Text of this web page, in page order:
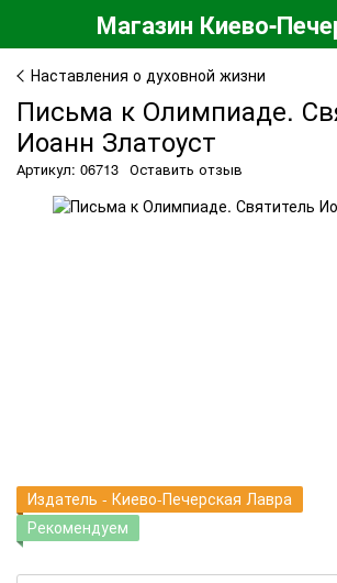
Наставления о духовной жизни
Письма к Олимпиаде.
Иоанн Златоуст
Артикул: 06713 Оставить отзыв
Издатель - Киево-Печерская Лавра
Рекомендуем